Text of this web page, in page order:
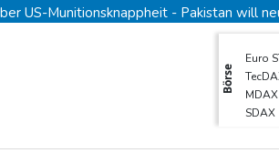
Leipzig 29 °C
Bremen
Wien
US-Munitionsknappheit - Pakistan will
erwägt Aufhebung von Sonn- und
Kreuzfahrtbranche weiter auf "fossilem
Börse
Euro
MDAX
SDAX